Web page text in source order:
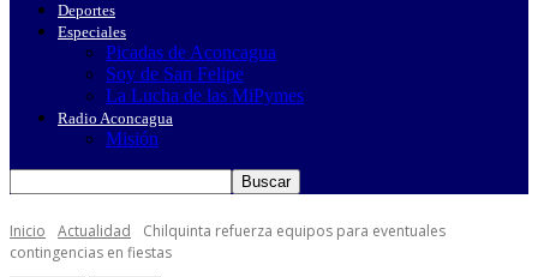
Deportes
Especiales
Picadas de Aconcagua
Soy de San Felipe
La Lucha de las MiPymes
Radio Aconcagua
Misión
Inicio Actualidad
Chilquinta refuerza equipos para eventuales
contingencias en fiestas